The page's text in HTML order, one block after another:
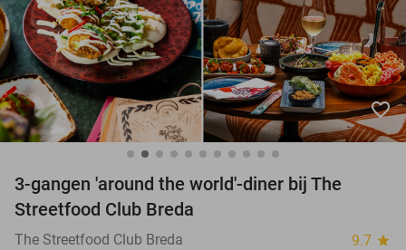
favorite_border
3-gangen 'around the world'-diner bij The
Streetfood Club Breda
The Streetfood Club Breda 9.7 star